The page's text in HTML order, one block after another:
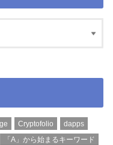
Cryptofolio
dapps
「A」から始まるキーワード